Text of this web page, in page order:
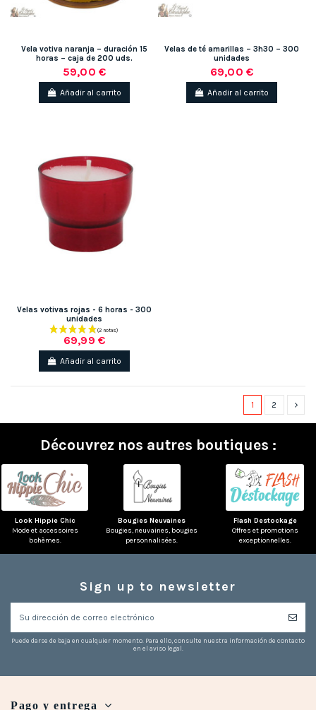
Vela votiva naranja – duración 15
horas – caja de 200 uds.
59,00 €
Añadir al carrito
Velas de té amarillas – 3h30 – 300
unidades
69,00 €
Añadir al carrito
Velas votivas rojas - 6 horas - 300
unidades
69,99 €
Añadir al carrito
1 2
Découvrez nos autres boutiques :
Look Hippie Chic
Mode et accessoires
bohèmes.
Bougies Neuvaines
Bougies, neuvaines, bougies
personnalisées.
Flash Destockage
Offres et promotions
exceptionnelles.
Sign up to newsletter
Puede darse de baja en cualquier momento. Para ello, consulte nuestra información de contacto
en el aviso legal.
Pago y entrega